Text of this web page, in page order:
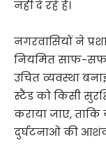
नहीं दे रहे हैं।
नगरवासियों ने
नियमित साफ-
उचित व्यवस्था
स्टैंड को किसी
कराया जाए,
दुर्घटनाओं की